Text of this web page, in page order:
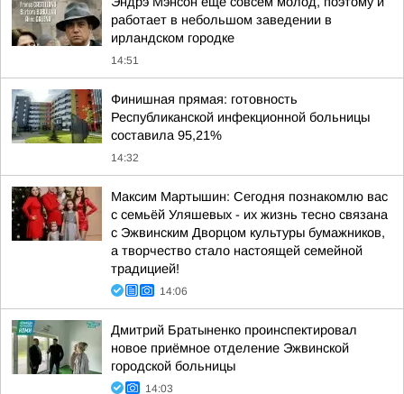
работает в небольшом заведении в
ирландском городке
14:51
Финишная прямая: готовность
Республиканской инфекционной больницы
составила 95,21%
14:32
Максим Мартышин: Сегодня познакомлю вас
с семьёй Уляшевых - их жизнь тесно связана
с Эжвинским Дворцом культуры бумажников,
а творчество стало настоящей семейной
традицией!
14:06
Дмитрий Братыненко проинспектировал
новое приёмное отделение Эжвинской
городской больницы
14:03